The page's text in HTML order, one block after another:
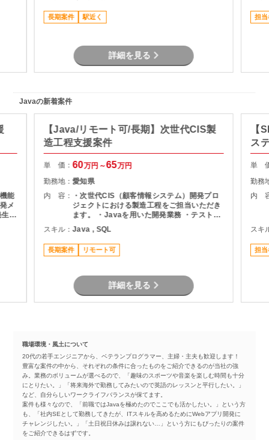
コミュニケーション
長期案件 駅近く
詳細を見る
担当
Javaの新着案件
能
メ
【Java/リモート可/長期】次世代CIS製
造工程支援案件
単 価：60万円～65万円
勤務地：愛知県
内 容：
・次世代CIS（顧客情報システム）開発プロ
ジェクトにおける製造工程をご担当いただき
ます。 ・Javaを用いた開発業務 ・テスト実
施（Junit） ・Oracle環境での開発 ・結合工
程を中心とした開発支援
スキル：Java , SQL
長期案件 リモート可
詳細を見る
【
ス
単
勤務
内
スキ
担当
職場環境・風土について
20代の若手エンジニアから、ベテランプログラマー、主婦・主夫も歓迎します！
豊富な案件の中から、それぞれの条件に合ったものをご紹介できるのが当社の強
み。業務のボリュームが選べるので、「趣味のスポーツや音楽を楽しむ時間も十分
にとりたい。」「将来海外で勤務してみたいので英語のレッスンと平行したい。」
など、自分らしいワークライフバランスが保てます。
案件も様々なので、「前職ではJavaを極めたのでここでも活かしたい。」という方
も、「社内SEとして勤務してきたが、ITスキルを高めるためにWebアプリ開発に
チャレンジしたい。」「土日祝日休みは譲れない…」という方にもぴったりの案件
をご紹介できるはずです。